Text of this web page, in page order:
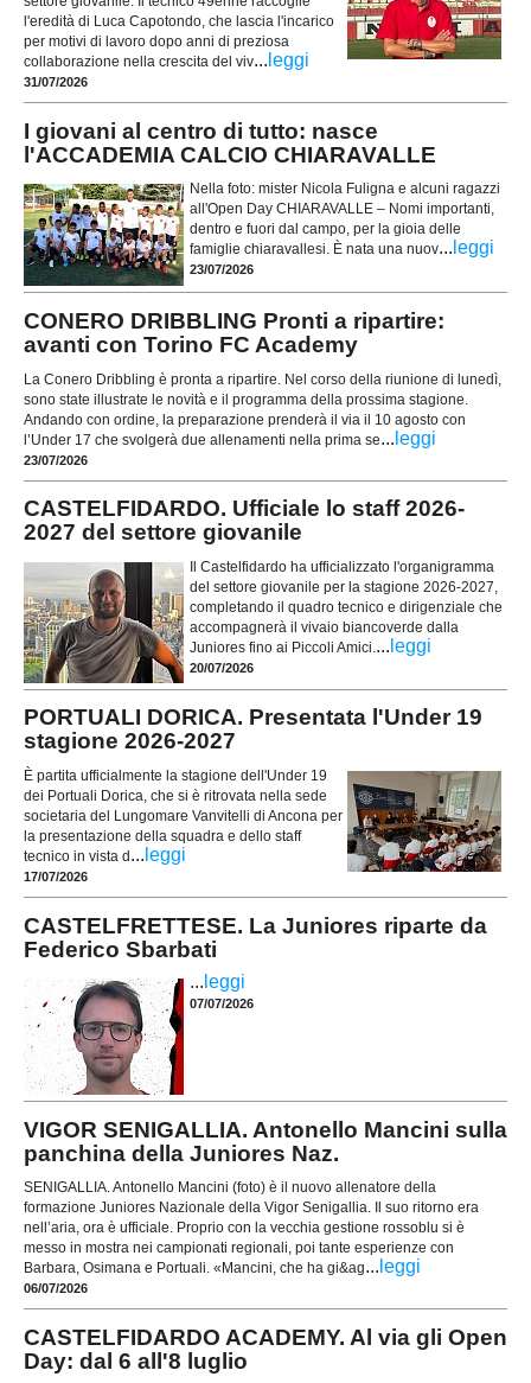
l'eredità di Luca Capotondo, che lascia l'incarico
per motivi di lavoro dopo anni di preziosa
collaborazione nella crescita del viv... leggi
31/07/2026
I giovani al centro di tutto: nasce
l'ACCADEMIA CALCIO CHIARAVALLE
Nella foto: mister Nicola Fuligna e alcuni ragazzi
all'Open Day CHIARAVALLE – Nomi importanti,
dentro e fuori dal campo, per la gioia delle
famiglie chiaravallesi. È nata una nuov... leggi
23/07/2026
CONERO DRIBBLING Pronti a ripartire:
avanti con Torino FC Academy
La Conero Dribbling è pronta a ripartire. Nel corso della riunione di lunedì,
sono state illustrate le novità e il programma della prossima stagione.
Andando con ordine, la preparazione prenderà il via il 10 agosto con
l’Under 17 che svolgerà due allenamenti nella prima se... leggi
23/07/2026
CASTELFIDARDO. Ufficiale lo staff 2026-
2027 del settore giovanile
Il Castelfidardo ha ufficializzato l'organigramma
del settore giovanile per la stagione 2026-2027,
completando il quadro tecnico e dirigenziale che
accompagnerà il vivaio biancoverde dalla
Juniores fino ai Piccoli Amici. ... leggi
20/07/2026
PORTUALI DORICA. Presentata l'Under 19
stagione 2026-2027
È partita ufficialmente la stagione dell'Under 19
dei Portuali Dorica, che si è ritrovata nella sede
societaria del Lungomare Vanvitelli di Ancona per
la presentazione della squadra e dello staff
tecnico in vista d... leggi
17/07/2026
CASTELFRETTESE. La Juniores riparte da
Federico Sbarbati
... leggi
07/07/2026
VIGOR SENIGALLIA. Antonello Mancini sulla
panchina della Juniores Naz.
SENIGALLIA. Antonello Mancini (foto) è il nuovo allenatore della
formazione Juniores Nazionale della Vigor Senigallia. Il suo ritorno era
nell’aria, ora è ufficiale. Proprio con la vecchia gestione rossoblu si è
messo in mostra nei campionati regionali, poi tante esperienze con
Barbara, Osimana e Portuali. «Mancini, che ha gi&ag... leggi
06/07/2026
CASTELFIDARDO ACADEMY. Al via gli Open
Day: dal 6 all'8 luglio